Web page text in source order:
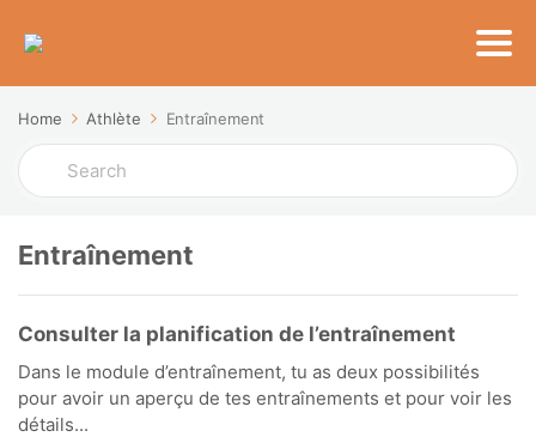
Home Athlète Entraînement
Search
For
Entraînement
Consulter la planification de l’entraînement
Dans le module d’entraînement, tu as deux possibilités
pour avoir un aperçu de tes entraînements et pour voir les
détails...